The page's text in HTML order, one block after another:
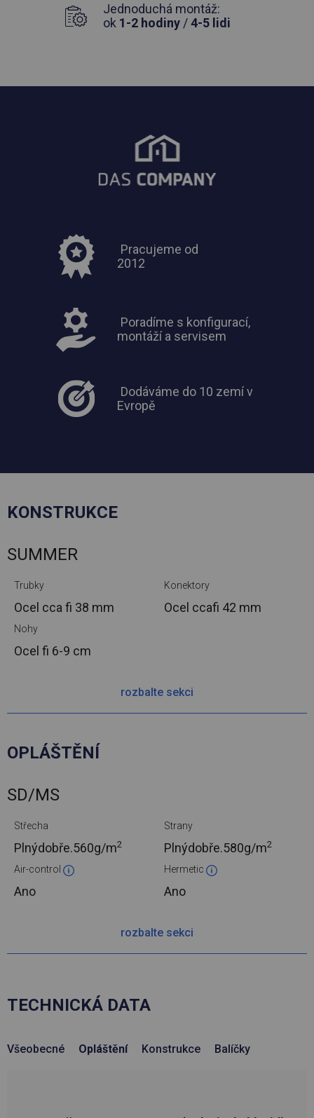
Jednoduchá montáž:
ok 1-2 hodiny /4-5 lidi
Pracujeme od
2012
Poradíme s konfigurací,
montáží a servisem
Dodáváme do 10 zemí v
Evropě
KONSTRUKCE
SUMMER
Trubky
Ocel ccafi 38 mm
Konektory
Ocel ccafi 42 mm
Nohy
Ocel fi 6-9 cm
rozbalte sekci
OPLÁŠTĚNÍ
SD/MS
Střecha
Plnýdobře.560g/m2
Strany
Plnýdobře.580g/m2
Air-control
Ano
Hermetic
Ano
rozbalte sekci
TECHNICKÁ DATA
Všeobecné Opláštění Konstrukce Balíčky